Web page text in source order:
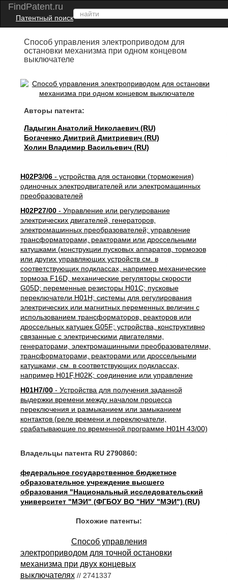
FindPatent.ru
Патентный поиск
Способ управления электроприводом для
остановки механизма при одном концевом
выключателе
Авторы патента:
Ладыгин Анатолий Николаевич (RU)
Богаченко Дмитрий Дмитриевич (RU)
Холин Владимир Васильевич (RU)
H02P3/06- устройства для остановки (торможения)
одиночных электродвигателей или электромашинных
преобразователей
H02P27/00- Управление или регулирование
электрических двигателей, генераторов,
электромашинных преобразователей; управление
трансформаторами, реакторами или дроссельными
катушками (конструкции пусковых аппаратов, тормозов
или других управляющих устройств см. в
соответствующих подклассах, например механические
тормоза F16D, механические регуляторы скорости
G05D; переменные резисторы H01C; пусковые
переключатели H01H; системы для регулирования
электрических или магнитных переменных величин с
использованием трансформаторов, реакторов или
дроссельных катушек G05F; устройства, конструктивно
связанные с электрическими двигателями,
генераторами, электромашинными преобразователями,
трансформаторами, реакторами или дроссельными
катушками, см. в соответствующих подклассах,
например H01F,H02K; соединение или управление
H01H7/00- Устройства для получения заданной
выдержки времени между началом процесса
переключения и размыканием или замыканием
контактов (реле времени и переключатели,
срабатывающие по временной программе H01H 43/00)
Владельцы патента RU 2790860:
федеральное государственное бюджетное
образовательное учреждение высшего
образования "Национальный исследовательский
университет "МЭИ" (ФГБОУ ВО "НИУ "МЭИ") (RU)
Похожие патенты:
Способ управления
электроприводом для точной остановки
механизма при двух концевых
выключателях// 2741337